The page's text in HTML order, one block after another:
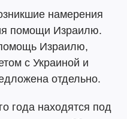
намерения
помощи Израилю.
Израилю,
с Украиной и
отдельно.
года находятся под